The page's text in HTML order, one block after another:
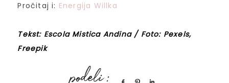
Pročitaj i: Energija Willka
Tekst: Escola Mistica Andina / Foto: Pexels,
Freepik
Share Pin